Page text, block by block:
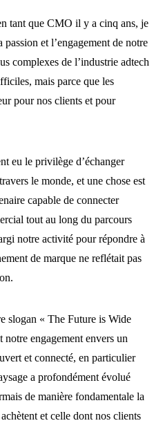
tant que CMO il y a cinq ans, je
et l’engagement de notre
complexes de l’industrie adtech
mais parce que les
pour nos clients et pour
eu le privilège d’échanger
le monde, et une chose est
capable de connecter
tout au long du parcours
notre activité pour répondre à
de marque ne reflétait pas
slogan « The Future is Wide
engagement envers un
et connecté, en particulier
a profondément évolué
de manière fondamentale la
et celle dont nos clients